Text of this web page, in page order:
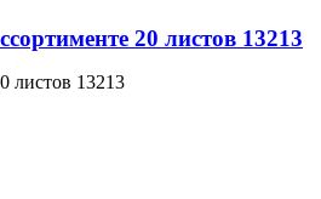
20 листов 13213
листов 13213